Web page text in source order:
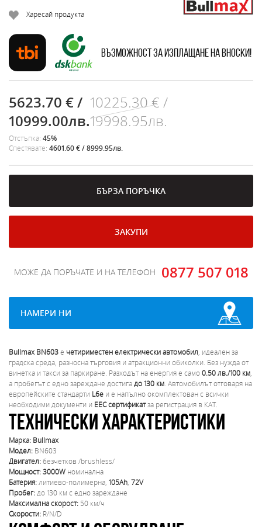
Харесай продукта
Възможност за изплащане на вноски!
5623.70 € /
10999.00лв.
10225.30 € /
19998.95лв.
Отстъпка: 45%
Спестявате: 4601.60 € / 8999.95лв.
БЪРЗА ПОРЪЧКА
ЗАКУПИ
МОЖЕ ДА ПОРЪЧАТЕ И НА ТЕЛЕФОН 0877 507 018
НАМЕРИ НИ
Bullmax BN603е четириместен електрически автомобил, идеален за
градска среда, разносна търговия и атракционни обиколки. Без нужда от
винетка и такси за паркиране. Разходът на енергия е само0.50 лв./100 км,
а пробегът с едно зареждане достигадо 130 км. Автомобилът отговаря на
европейските стандарти L6e и е напълно окомплектован с всички
необходими документи и EEC сертификатза регистрация в КАТ.
Технически характеристики
Марка: Bullmax
Модел: BN603
Двигател:безчетков /brushless/
Мощност:3000W номинална
Батерия:литиево-полимерна, 105Ah, 72V
Пробег:до 130 км с едно зареждане
Максимална скорост: 50 км/ч
Скорости: R/N/D